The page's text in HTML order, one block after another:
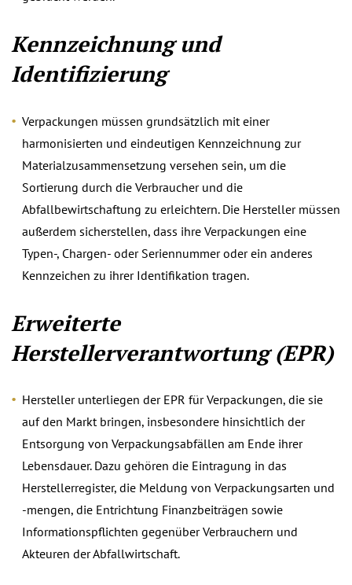
Kennzeichnung und
Identifizierung
Verpackungen müssen grundsätzlich mit einer
harmonisierten und eindeutigen Kennzeichnung zur
Materialzusammensetzung versehen sein, um die
Sortierung durch die Verbraucher und die
Abfallbewirtschaftung zu erleichtern. Die Hersteller müssen
außerdem sicherstellen, dass ihre Verpackungen eine
Typen-, Chargen- oder Seriennummer oder ein anderes
Kennzeichen zu ihrer Identifikation tragen.
Erweiterte
Herstellerverantwortung (EPR)
Hersteller unterliegen der EPR für Verpackungen, die sie
auf den Markt bringen, insbesondere hinsichtlich der
Entsorgung von Verpackungsabfällen am Ende ihrer
Lebensdauer. Dazu gehören die Eintragung in das
Herstellerregister, die Meldung von Verpackungsarten und
-mengen, die Entrichtung Finanzbeiträgen sowie
Informationspflichten gegenüber Verbrauchern und
Akteuren der Abfallwirtschaft.